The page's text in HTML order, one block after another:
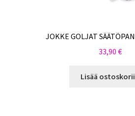
JOKKE GOLJAT
33,90 €
Lisää